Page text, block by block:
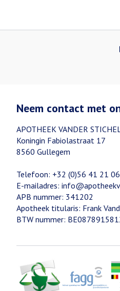
Neem contact met
APOTHEEK VANDER
Koningin Fabiolastraat 17
8560 Gullegem
Telefoon: +32 (0)56 41 21 06
E-mailadres: info@
APB nummer: 341202
Apotheek titularis: Frank
BTW nummer: